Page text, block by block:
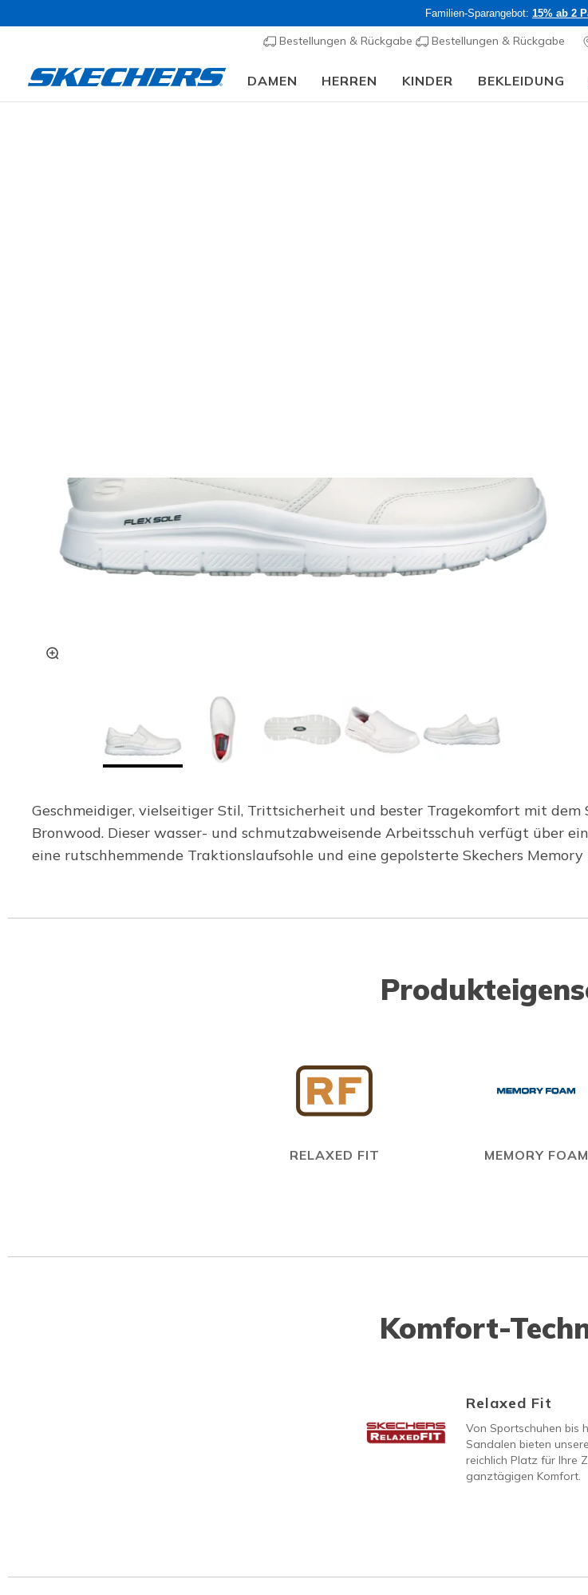
Familien-Sparangebot: 15% ab 2
Bestellungen & Rückgabe Bestellungen & Rückgabe
DAMEN HERREN KINDER BEKLEIDUNG
Geschmeidiger, vielseitiger Stil, Trittsicherheit und bester Tragekomfort mit
Bronwood. Dieser wasser- und schmutzabweisende Arbeitsschuh verfügt über
eine rutschhemmende Traktionslaufsohle und eine gepolsterte Skechers
RELAXED FIT MEMORY FOAM
Komfort-
Relaxed Fit
Von Sportschuhen bis
Sandalen bieten
reichlich Platz für Ihre
ganztägigen Komfort.